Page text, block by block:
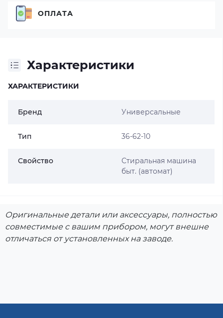
Характеристики
ХАРАКТЕРИСТИКИ
Бренд Универсальные
Тип 36-62-10
Свойство
Стиральная машина
быт. (автомат)
ОПЛАТА
Оригинальные детали или аксессуары, полностью
совместимые с вашим прибором, могут внешне
отличаться от установленных на заводе.